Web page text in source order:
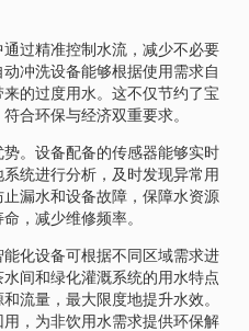
过精准控制水流，减少不必要
冲洗设备能够根据使用需求自
的过度用水。这不仅节约了宝
合环保与经济双重要求。
。设备配备的传感器能够实时
统进行分析，及时发现异常用
漏水和设备故障，保障水资源
，减少维修频率。
化设备可根据不同区域需求进
间和绿化灌溉系统的用水特点
流量，最大限度地提升水效。
，为非饮用水需求提供环保解